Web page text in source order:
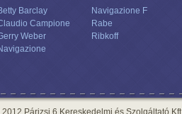
Barclay
Campione
Weber
Navigazione F
Rabe
Ribkoff
2012 Párizsi 6 Kereskedelmi és Szolgáltató Kft.